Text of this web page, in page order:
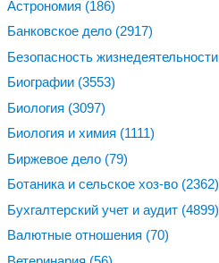
Астрономия (186)
Банковское дело (2917)
Безопасность жизнедеятельности
Биографии (3553)
Биология (3097)
Биология и химия (1111)
Биржевое дело (79)
Ботаника и сельское хоз-во (2362)
Бухгалтерский учет и аудит (4899)
Валютные отношения (70)